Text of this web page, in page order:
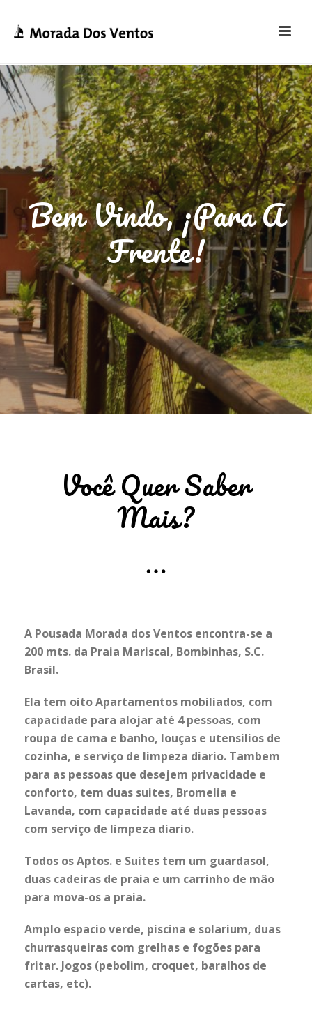
Bem Vindo, ¡para A
Frente!
Você Quer Saber
Mais?
A Pousada Morada dos Ventos encontra-se a
200 mts. da Praia Mariscal, Bombinhas, S.C.
Brasil.
Ela tem oito Apartamentos mobiliados, com
capacidade para alojar até 4 pessoas, com
roupa de cama e banho, louças e utensilios de
cozinha, e serviço de limpeza diario. Tambem
para as pessoas que desejem privacidade e
conforto, tem duas suites, Bromelia e
Lavanda, com capacidade até duas pessoas
com serviço de limpeza diario.
Todos os Aptos. e Suites tem um guardasol,
duas cadeiras de praia e um carrinho de mâo
para mova-os a praia.
Amplo espacio verde, piscina e solarium, duas
churrasqueiras com grelhas e fogões para
fritar. Jogos (pebolim, croquet, baralhos de
cartas, etc).